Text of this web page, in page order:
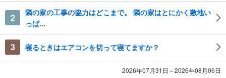
2
隣の家の工事の協力はどこまで。 隣の家はとにかく敷地い
っぱ...
3 寝るときはエアコンを切って寝てますか？
2026年07月31日～2026年08月06日